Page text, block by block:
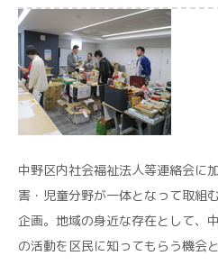
中野区内社会福祉法人等連絡会に
害・児童分野が一体となって取組
企画。地域の身近な存在として、
の活動を区民に知ってもらう機会